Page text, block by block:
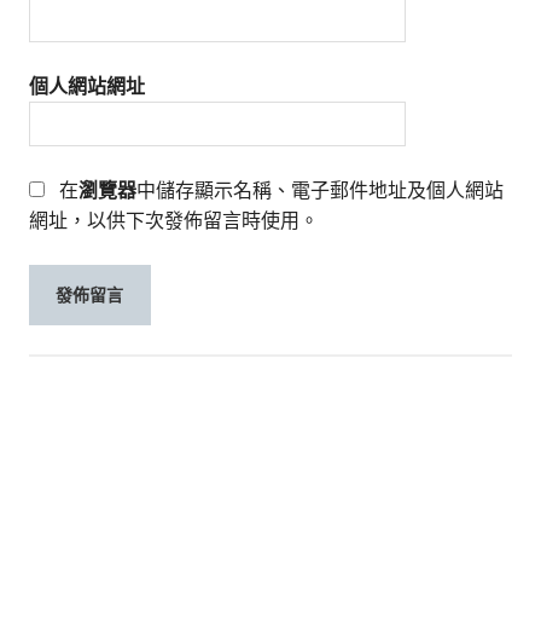
個人網站網址
在瀏覽器中儲存顯示名稱、電子郵件地址及個人網站
網址，以供下次發佈留言時使用。